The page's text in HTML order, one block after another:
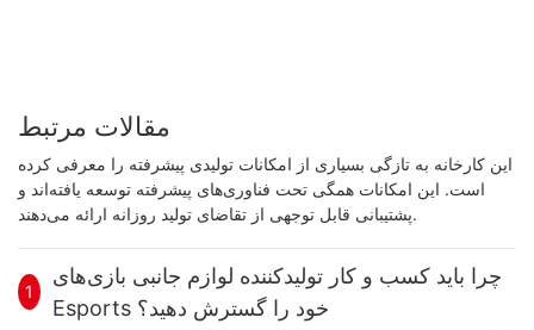
مقالات مرتبط
این کارخانه به تازگی بسیاری از امکانات تولیدی پیشرفته را معرفی کرده
است. این امکانات همگی تحت فناوری‌های پیشرفته توسعه یافته‌اند و
پشتیبانی قابل توجهی از تقاضای تولید روزانه ارائه می‌دهند.
1
چرا باید کسب و کار تولیدکننده لوازم جانبی بازی‌های
Esports خود را گسترش دهید؟